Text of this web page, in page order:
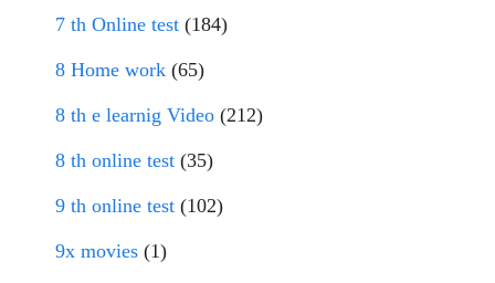
7 th Online test (184)
8 Home work (65)
8 th e learnig Video (212)
8 th online test (35)
9 th online test (102)
9x movies (1)